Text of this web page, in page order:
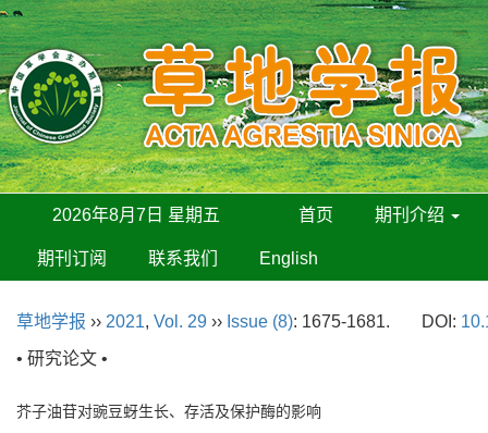
2026年8月7日 星期五 首页 期刊介绍
期刊订阅 联系我们 English
草地学报 ›› 2021, Vol. 29 ›› Issue (8): 1675-1681. DOI:
• 研究论文 •
芥子油苷对豌豆蚜生长、存活及保护酶的影响